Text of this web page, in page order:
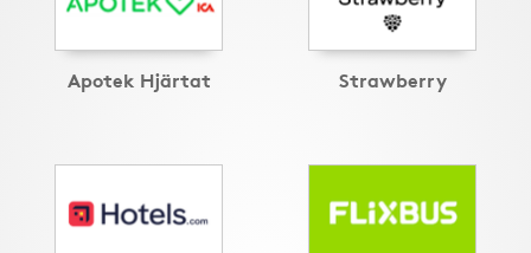
Apotek Hjärtat Strawberry